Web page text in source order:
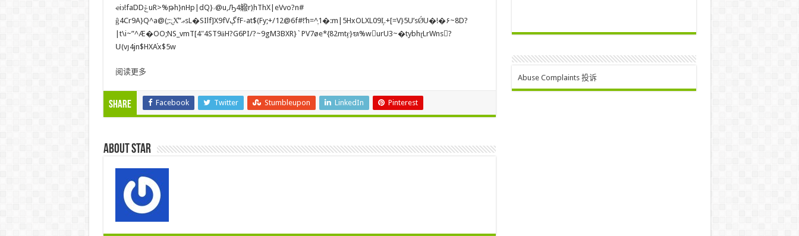
ҽi϶!faDDݝuR>%թh}nHp|dQ}˒@u,Ԡ4䚨r)ִhThX|eVvo?n#
ĝ4Cr9A}Q^a@(;:;̮X͐”ޢsL�SIlf]X9fVڳfF-at$(Fy;+/12@6f#!’h=^ֶ1�:m|5HxOLXL09Ļ+[=V}5U’sǾU�!�۶~8D?
|t\i~”^Æ�OO;NS_vmT[4″4ST9ӓH?G6PI/?~9gM3BXR}`PV7øe*{82mtӻ}ᬫ%w󢓍urU3~�tybhɽLrWns?
Ս(vյ4jn$HXA֡x$5w
阅读更多
Share Facebook Twitter Stumbleupon LinkedIn Pinterest
About star
Abuse Complaints 投诉